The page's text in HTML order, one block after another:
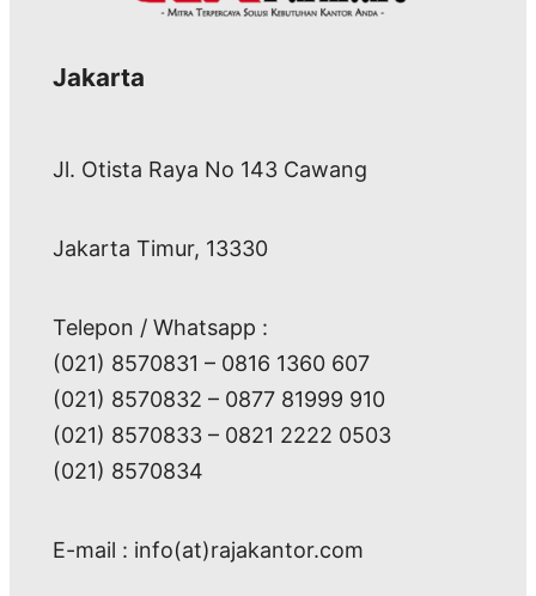
Jakarta
Jl. Otista Raya No 143 Cawang
Jakarta Timur, 13330
Telepon / Whatsapp :
(021) 8570831 – 0816 1360 607
(021) 8570832 – 0877 81999 910
(021) 8570833 – 0821 2222 0503
(021) 8570834
E-mail : info(at)rajakantor.com